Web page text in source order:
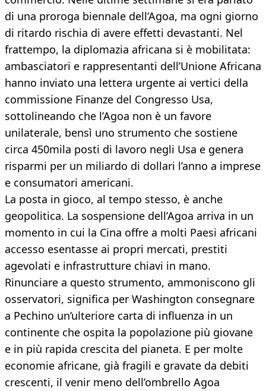
di una proroga biennale dell’Agoa, ma ogni giorno
di ritardo rischia di avere effetti devastanti. Nel
frattempo, la diplomazia africana si è mobilitata:
ambasciatori e rappresentanti dell’Unione Africana
hanno inviato una lettera urgente ai vertici della
commissione Finanze del Congresso Usa,
sottolineando che l’Agoa non è un favore
unilaterale, bensì uno strumento che sostiene
circa 450mila posti di lavoro negli Usa e genera
risparmi per un miliardo di dollari l’anno a imprese
e consumatori americani.
La posta in gioco, al tempo stesso, è anche
geopolitica. La sospensione dell’Agoa arriva in un
momento in cui la Cina offre a molti Paesi africani
accesso esentasse ai propri mercati, prestiti
agevolati e infrastrutture chiavi in mano.
Rinunciare a questo strumento, ammoniscono gli
osservatori, significa per Washington consegnare
a Pechino un’ulteriore carta di influenza in un
continente che ospita la popolazione più giovane
e in più rapida crescita del pianeta. E per molte
economie africane, già fragili e gravate da debiti
crescenti, il venir meno dell’ombrello Agoa